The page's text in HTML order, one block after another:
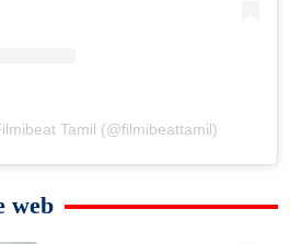
Tamil (@filmibeattamil)
web